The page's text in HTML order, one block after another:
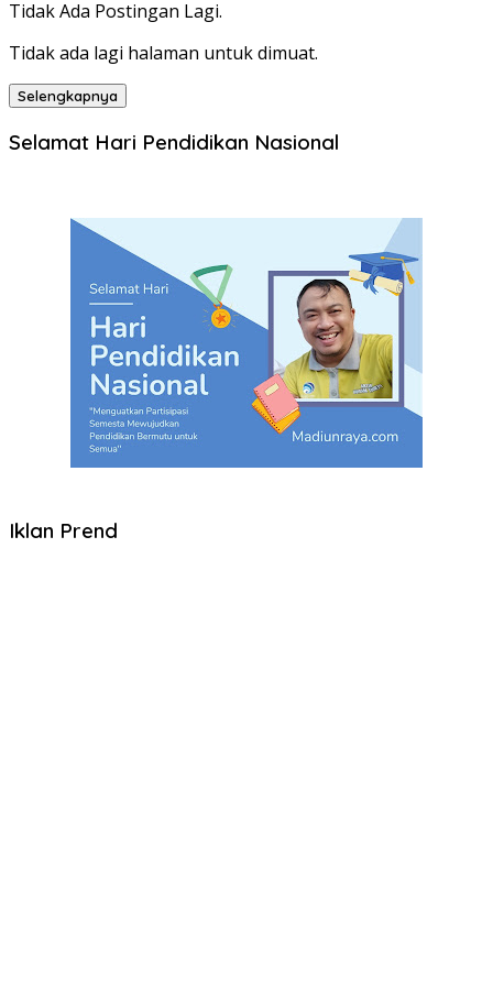
Tidak Ada Postingan Lagi.
Tidak ada lagi halaman untuk dimuat.
Selengkapnya
Selamat Hari Pendidikan Nasional
Iklan Prend